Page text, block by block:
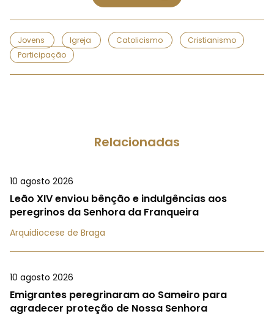
Jovens Igreja Catolicismo
Cristianismo
Participação
Relacionadas
10 agosto 2026
Leão XIV enviou bênção e indulgências aos
peregrinos da Senhora da Franqueira
Arquidiocese de Braga
10 agosto 2026
Emigrantes peregrinaram ao Sameiro para
agradecer proteção de Nossa Senhora